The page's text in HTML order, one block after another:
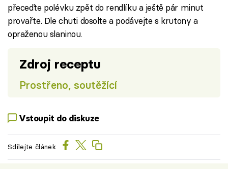
přeceďte polévku zpět do rendlíku a ještě pár minut
provařte. Dle chuti dosolte a podávejte s krutony a
opraženou slaninou.
Zdroj receptu
Prostřeno, soutěžící
Vstoupit do diskuze
Sdílejte článek